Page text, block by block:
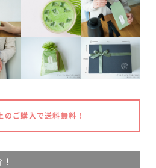
ご購入で送料無料！